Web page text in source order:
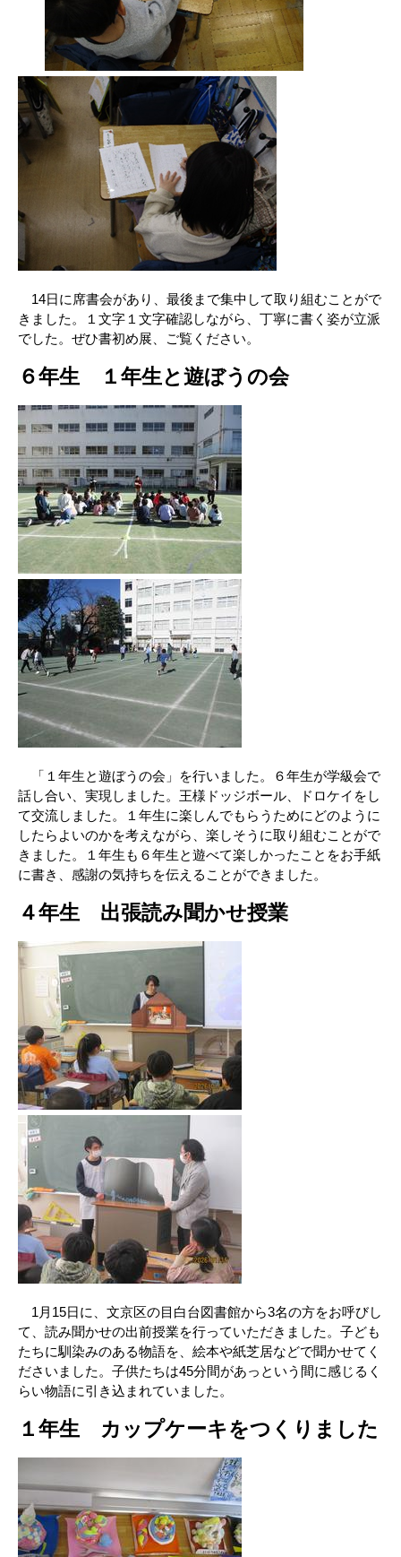
14日に席書会があり、最後まで集中して取り組むことがで
きました。１文字１文字確認しながら、丁寧に書く姿が立派
でした。ぜひ書初め展、ご覧ください。
６年生 １年生と遊ぼうの会
「１年生と遊ぼうの会」を行いました。６年生が学級会で
話し合い、実現しました。王様ドッジボール、ドロケイをし
て交流しました。１年生に楽しんでもらうためにどのように
したらよいのかを考えながら、楽しそうに取り組むことがで
きました。１年生も６年生と遊べて楽しかったことをお手紙
に書き、感謝の気持ちを伝えることができました。
４年生 出張読み聞かせ授業
1月15日に、文京区の目白台図書館から3名の方をお呼びし
て、読み聞かせの出前授業を行っていただきました。子ども
たちに馴染みのある物語を、絵本や紙芝居などで聞かせてく
ださいました。子供たちは45分間があっという間に感じるく
らい物語に引き込まれていました。
１年生 カップケーキをつくりました